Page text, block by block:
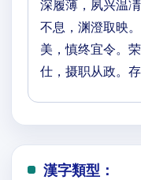
漢字類型：